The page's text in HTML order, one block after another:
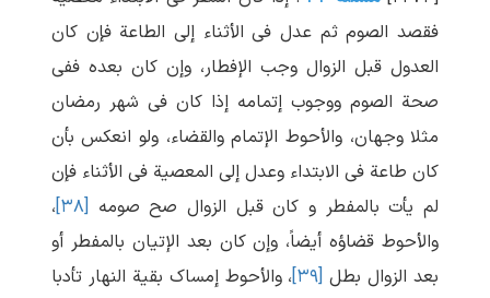
فقصد الصوم ثم عدل فی الأثناء إلی الطاعة فإن کان
العدول قبل الزوال وجب الإفطار، وإن کان بعده ففی
صحة الصوم ووجوب إتمامه إذا کان فی شهر رمضان
مثلا وجهان، والأحوط الإتمام والقضاء، ولو انعکس بأن
کان طاعة فی الابتداء وعدل إلی المعصیة فی الأثناء فإن
لم یأت بالمفطر و کان قبل الزوال صح صومه [۳۸]
،
والأحوط قضاؤه أیضاً، وإن کان بعد الإتیان بالمفطر أو
بعد الزوال بطل [۳۹]
، والأحوط إمساک بقیة النهار تأدبا